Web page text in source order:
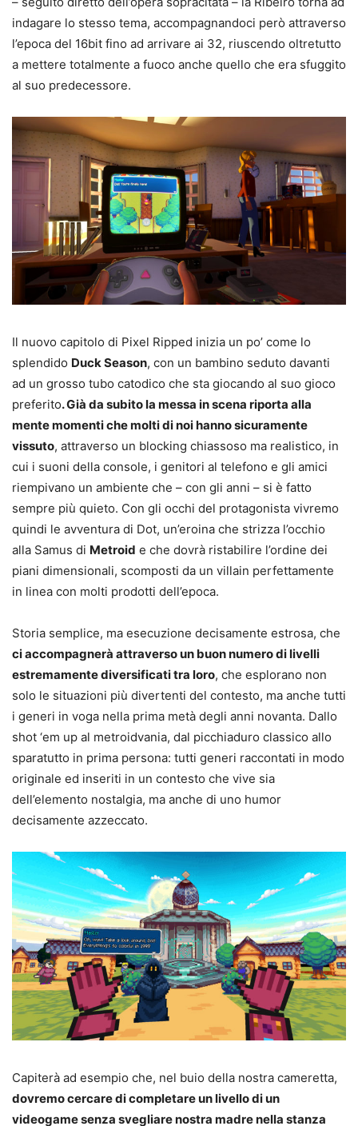
indagare lo stesso tema, accompagnandoci però attraverso
l’epoca del 16bit fino ad arrivare ai 32, riuscendo oltretutto
a mettere totalmente a fuoco anche quello che era sfuggito
al suo predecessore.
Il nuovo capitolo di Pixel Ripped inizia un po’ come lo
splendido Duck Season, con un bambino seduto davanti
ad un grosso tubo catodico che sta giocando al suo gioco
preferito. Già da subito la messa in scena riporta alla
mente momenti che molti di noi hanno sicuramente
vissuto, attraverso un blocking chiassoso ma realistico, in
cui i suoni della console, i genitori al telefono e gli amici
riempivano un ambiente che – con gli anni – si è fatto
sempre più quieto. Con gli occhi del protagonista vivremo
quindi le avventura di Dot, un’eroina che strizza l’occhio
alla Samus di Metroid e che dovrà ristabilire l’ordine dei
piani dimensionali, scomposti da un villain perfettamente
in linea con molti prodotti dell’epoca.
Storia semplice, ma esecuzione decisamente estrosa, che
ci accompagnerà attraverso un buon numero di livelli
estremamente diversificati tra loro, che esplorano non
solo le situazioni più divertenti del contesto, ma anche tutti
i generi in voga nella prima metà degli anni novanta. Dallo
shot ‘em up al metroidvania, dal picchiaduro classico allo
sparatutto in prima persona: tutti generi raccontati in modo
originale ed inseriti in un contesto che vive sia
dell’elemento nostalgia, ma anche di uno humor
decisamente azzeccato.
Capiterà ad esempio che, nel buio della nostra cameretta,
dovremo cercare di completare un livello di un
videogame senza svegliare nostra madre nella stanza